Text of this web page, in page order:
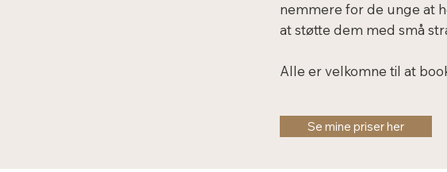
nemmere for de unge at
at støtte dem med små
Alle er velkomne til at
Se mine priser her